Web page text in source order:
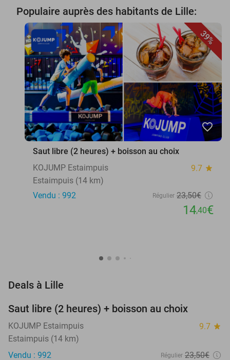
Populaire auprès des habitants de Lille:
39%
favorite_border
Saut libre (2 heures) + boisson au choix
KOJUMP Estaimpuis
9.7 star
Estaimpuis (14 km)
Vendu : 992
Régulier 23,50€
14,40€
Deals à Lille
Saut libre (2 heures) + boisson au choix
KOJUMP Estaimpuis 9.7 star
Estaimpuis (14 km)
Vendu : 992
Régulier 23,50€